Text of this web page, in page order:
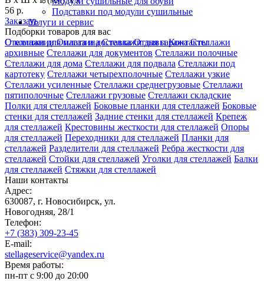
Подставки под модули сушильные
Услуги и сервис
О компании Оплата и доставка Отзывы Контакты
56 р.
Заказать
Подборки товаров для вас
Стеллажи для магазина Стеллажи для гаража Стеллажи
архивные Стеллажи для документов Стеллажи полочные
Стеллажи для дома Стеллажи для подвала Стеллажи под
картотеку Стеллажи четырехполочные Стеллажи узкие
Стеллажи усиленные Стеллажи среднегрузовые Стеллажи
пятиполочные Стеллажи грузовые Стеллажи складские
Полки для стеллажей Боковые планки для стеллажей Боковые
стенки для стеллажей Задние стенки для стеллажей Крепеж
для стеллажей Крестовины жесткости для стеллажей Опоры
для стеллажей Переходники для стеллажей Планки для
стеллажей Разделители для стеллажей Ребра жесткости для
стеллажей Стойки для стеллажей Уголки для стеллажей Балки
для стеллажей Стяжки для стеллажей
Наши контакты
Адрес:
630087, г. Новосибирск, ул.
Новогодняя, 28/1
Телефон:
+7 (383) 309-23-45
E-mail:
stellageservice@yandex.ru
Время работы:
пн-пт с 9:00 до 20:00